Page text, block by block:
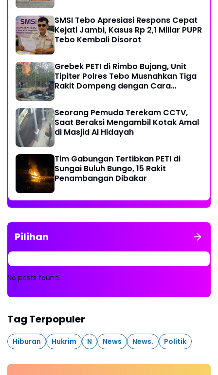
SMSI Tebo Apresiasi Respons Cepat
Kejati Jambi, Kasus Rp 2,1 Miliar PUPR
Tebo Kembali Disorot
Grebek PETI di Rimbo Bujang, Unit
Tipiter Polres Tebo Musnahkan Tiga
Rakit Dompeng dengan Cara
Seorang Pemuda Terekam CCTV,
Saat Beraksi Mengambil Kotak Amal
di Masjid Al Hidayah
Tim Gabungan Tertibkan PETI di
Sungai Buluh Bungo, 15 Rakit
Penambangan Dibakar
Pilihan
No posts found.
Tag Terpopuler
Hiburan Hukrim N News News. Politik